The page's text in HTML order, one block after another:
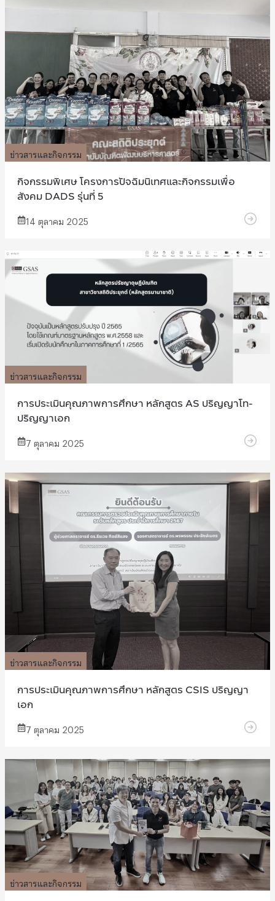
ข่าวสารและกิจกรรม
กิจกรรมพิเศษ โครงการปัจฉิมนิเทศและกิจกรรมเพื่อ
สังคม DADS รุ่นที่ 5
14 ตุลาคม 2025
ข่าวสารและกิจกรรม
การประเมินคุณภาพการศึกษา หลักสูตร AS ปริญญาโท-
ปริญญาเอก
7 ตุลาคม 2025
ข่าวสารและกิจกรรม
การประเมินคุณภาพการศึกษา หลักสูตร CSIS ปริญญา
เอก
7 ตุลาคม 2025
ข่าวสารและกิจกรรม